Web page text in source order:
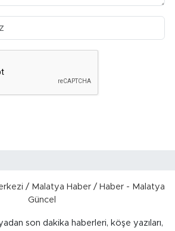
son dakika haberleri, köşe yazıları,